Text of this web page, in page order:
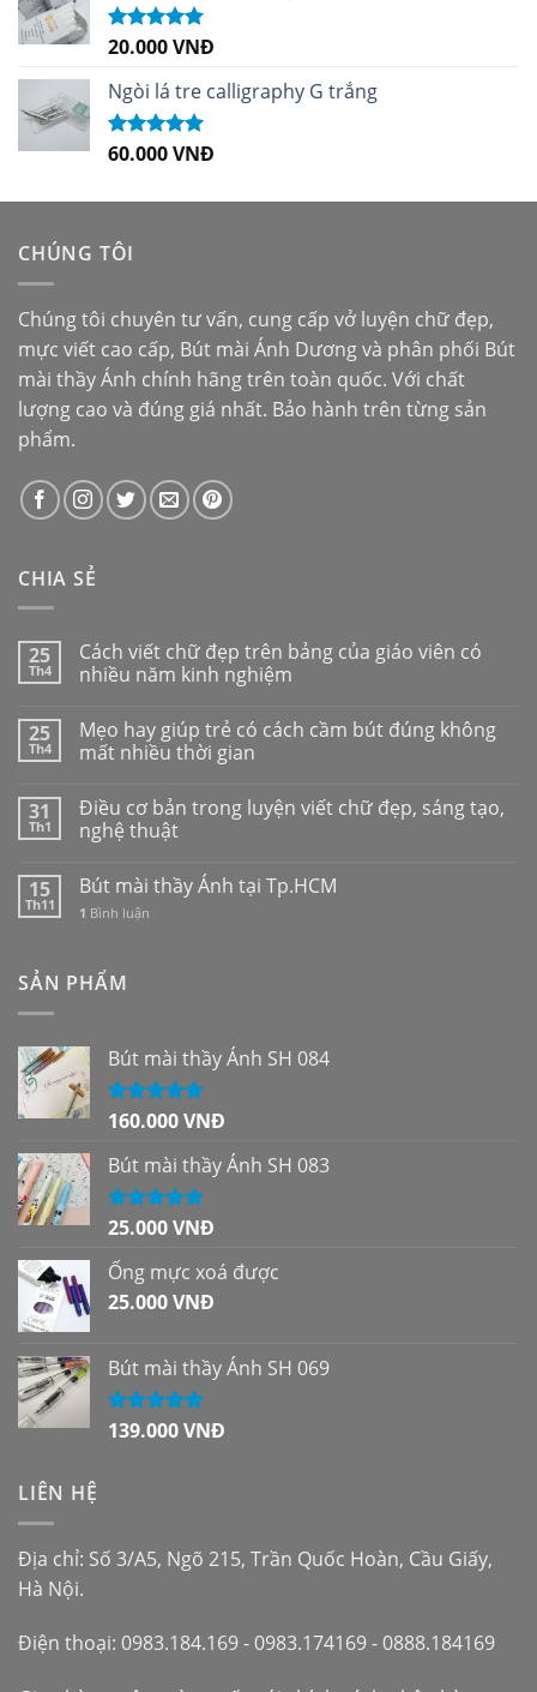
Được xếp
sao
20.000VNĐ
Ngòi lá tre calligraphy G trắng
Được xếp
60.000VNĐ
CHÚNG TÔI
Chúng tôi chuyên tư vấn, cung cấp vở luyện chữ đẹp,
mực viết cao cấp, Bút mài Ánh Dươngvà phân phối Bút
mài thầy Ánh chính hãng trên toàn quốc. Với chất
lượng cao và đúng giá nhất. Bảo hành trên từng sản
phẩm.
CHIA SẺ
25
Th4
Cách viết chữ đẹp trên bảng của giáo viên có
nhiều năm kinh nghiệm
25
Th4
Mẹo hay giúp trẻ có cách cầm bút đúng không
mất nhiều thời gian
31
Th1
Điều cơ bản trong luyện viết chữ đẹp, sáng tạo,
nghệ thuật
15
Th11
Bút mài thầy Ánh tại Tp.HCM
1 Bình luận
SẢN PHẨM
Bút mài thầy Ánh SH 084
Được xếp
sao
160.000VNĐ
Bút mài thầy Ánh SH 083
Được xếp
sao
25.000VNĐ
Ống mực xoá được
25.000VNĐ
Bút mài thầy Ánh SH 069
Được xếp
139.000VNĐ
LIÊN HỆ
Địa chỉ: Số 3/A5, Ngõ 215, Trần Quốc Hoàn, Cầu Giấy,
Hà Nội.
Điện thoại: 0983.184.169 - 0983.174169 - 0888.184169